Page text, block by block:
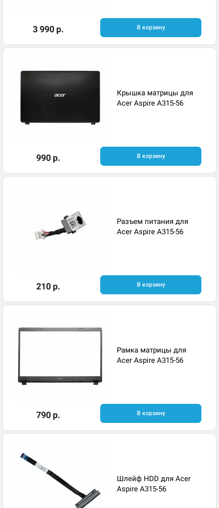
3 990 р. В корзину
Крышка матрицы для
Acer Aspire A315-56
990 р. В корзину
Разъем питания для
Acer Aspire A315-56
210 р. В корзину
Рамка матрицы для
Acer Aspire A315-56
790 р. В корзину
Шлейф HDD для Acer
Aspire A315-56